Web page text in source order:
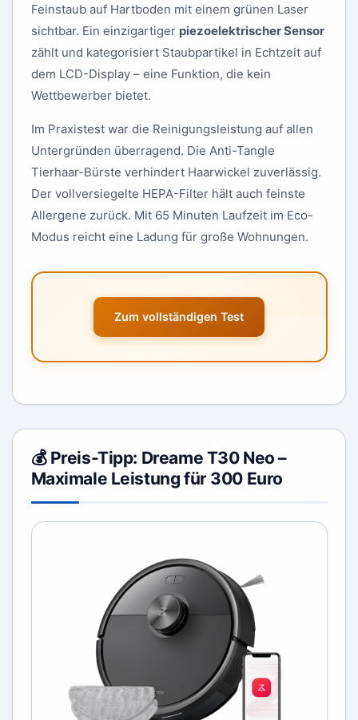
Feinstaub auf Hartboden mit einem grünen Laser
sichtbar. Ein einzigartiger piezoelektrischer Sensor
zählt und kategorisiert Staubpartikel in Echtzeit auf
dem LCD-Display – eine Funktion, die kein
Wettbewerber bietet.
Im Praxistest war die Reinigungsleistung auf allen
Untergründen überragend. Die Anti-Tangle
Tierhaar-Bürste verhindert Haarwickel zuverlässig.
Der vollversiegelte HEPA-Filter hält auch feinste
Allergene zurück. Mit 65 Minuten Laufzeit im Eco-
Modus reicht eine Ladung für große Wohnungen.
Zum vollständigen Test
💰 Preis-Tipp: Dreame T30 Neo –
Maximale Leistung für 300 Euro